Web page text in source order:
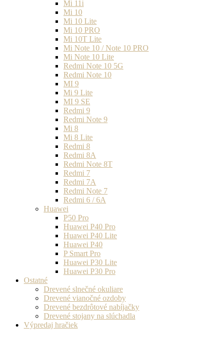
Mi 11i
Mi 10
Mi 10 Lite
Mi 10 PRO
Mi 10T Lite
Mi Note 10 / Note 10 PRO
Mi Note 10 Lite
Redmi Note 10 5G
Redmi Note 10
MI 9
Mi 9 Lite
MI 9 SE
Redmi 9
Redmi Note 9
Mi 8
Mi 8 Lite
Redmi 8
Redmi 8A
Redmi Note 8T
Redmi 7
Redmi 7A
Redmi Note 7
Redmi 6 / 6A
Huawei
P50 Pro
Huawei P40 Pro
Huawei P40 Lite
Huawei P40
P Smart Pro
Huawei P30 Lite
Huawei P30 Pro
Ostatné
Drevené slnečné okuliare
Drevené vianočné ozdoby
Drevené bezdrôtové nabíjačky
Drevené stojany na slúchadla
Výpredaj hračiek